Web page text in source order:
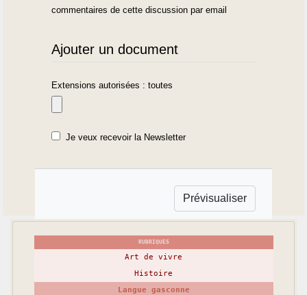
commentaires de cette discussion par email
Ajouter un document
Extensions autorisées : toutes
Je veux recevoir la Newsletter
RUBRIQUES
Art de vivre
Histoire
Langue gasconne